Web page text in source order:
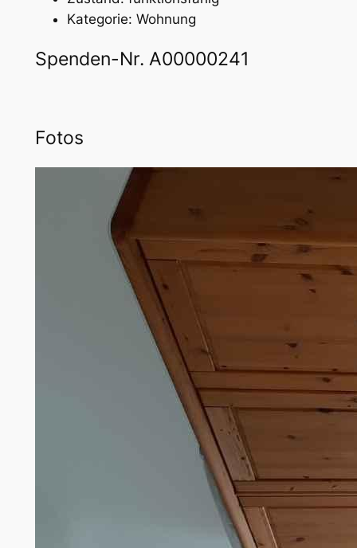
Kategorie: Wohnung
Spenden-Nr. A00000241
Fotos